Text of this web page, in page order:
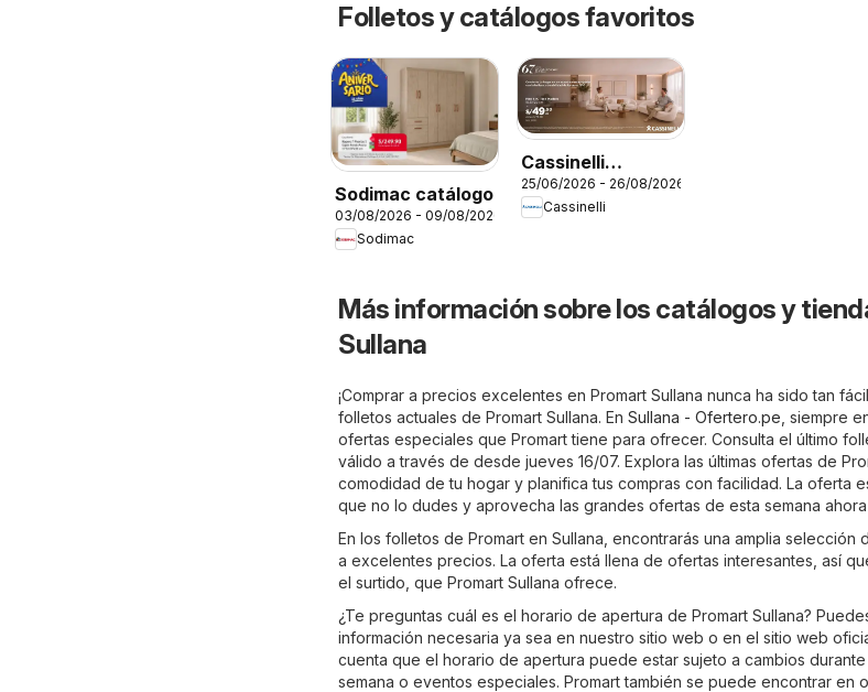
Folletos y catálogos favoritos
Sodimac catálogo
03/08/2026 - 09/08/2026
Sodimac
Cassinelli
catálogo
25/06/2026 - 26/08/2026
Cassinelli
Más información sobre los catálogos y
Sullana
¡Comprar a precios excelentes en Promart Sullana nunca ha sido tan
folletos actuales de Promart Sullana. En Sullana - Ofertero.pe , siempre
ofertas especiales que Promart tiene para ofrecer. Consulta el último
válido a través de desde jueves 16/07. Explora las últimas ofertas de
comodidad de tu hogar y planifica tus compras con facilidad. La oferta
que no lo dudes y aprovecha las grandes ofertas de esta semana ahora
En los folletos de Promart en Sullana, encontrarás una amplia
a excelentes precios. La oferta está llena de ofertas interesantes, así
el surtido, que Promart Sullana ofrece.
¿Te preguntas cuál es el horario de apertura de Promart Sullana?
información necesaria ya sea en nuestro sitio web o en el sitio web
cuenta que el horario de apertura puede estar sujeto a cambios
semana o eventos especiales. Promart también se puede encontrar en